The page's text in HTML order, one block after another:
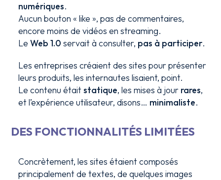
numériques.
Aucun bouton « like », pas de commentaires,
encore moins de vidéos en streaming.
LeWeb 1.0 servait à consulter, pas à participer.
Les entreprises créaient des sites pour présenter
leurs produits, les internautes lisaient, point.
Le contenu étaitstatique, les mises à jour rares,
et l’expérience utilisateur, disons… minimaliste.
DES FONCTIONNALITÉS LIMITÉES
Concrètement, les sites étaient composés
principalement de textes, de quelques images